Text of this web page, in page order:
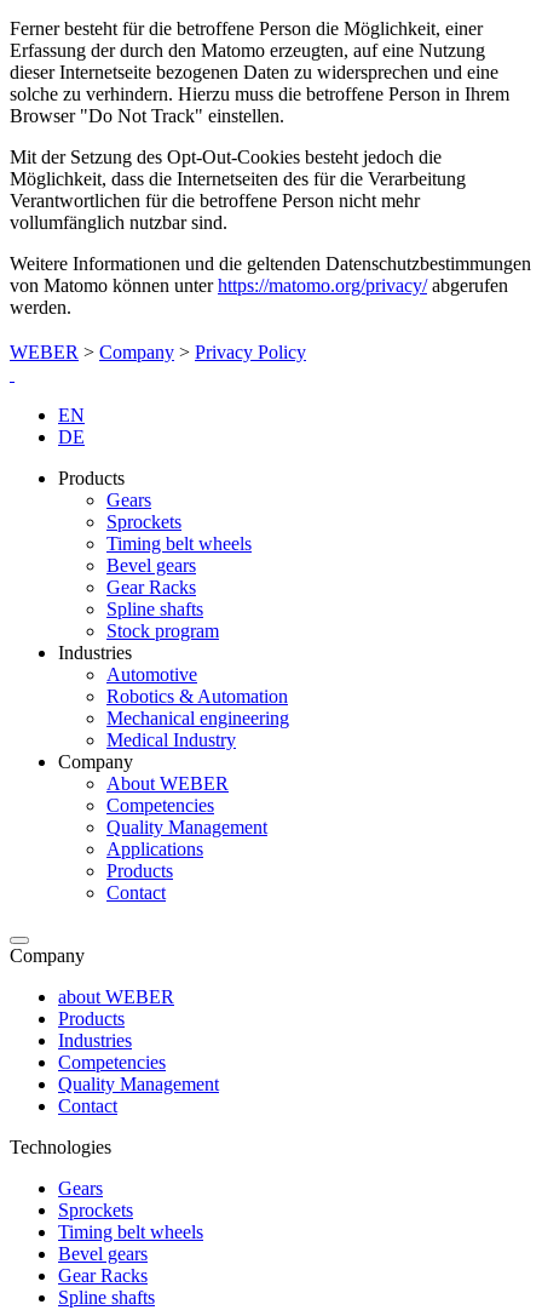
Ferner besteht für die betroffene Person die Möglichkeit, einer
Erfassung der durch den Matomo erzeugten, auf eine Nutzung
dieser Internetseite bezogenen Daten zu widersprechen und eine
solche zu verhindern. Hierzu muss die betroffene Person in Ihrem
Browser "Do Not Track" einstellen.
Mit der Setzung des Opt-Out-Cookies besteht jedoch die
Möglichkeit, dass die Internetseiten des für die Verarbeitung
Verantwortlichen für die betroffene Person nicht mehr
vollumfänglich nutzbar sind.
Weitere Informationen und die geltenden Datenschutzbestimmungen
von Matomo können unterhttps://matomo.org/privacy/abgerufen
werden.
WEBER > Company > Privacy Policy
EN
DE
Products
Gears
Sprockets
Timing belt wheels
Bevel gears
Gear Racks
Spline shafts
Stock program
Industries
Automotive
Robotics & Automation
Mechanical engineering
Medical Industry
Company
About WEBER
Competencies
Quality Management
Applications
Products
Contact
Company
about WEBER
Products
Industries
Competencies
Quality Management
Contact
Technologies
Gears
Sprockets
Timing belt wheels
Bevel gears
Gear Racks
Spline shafts